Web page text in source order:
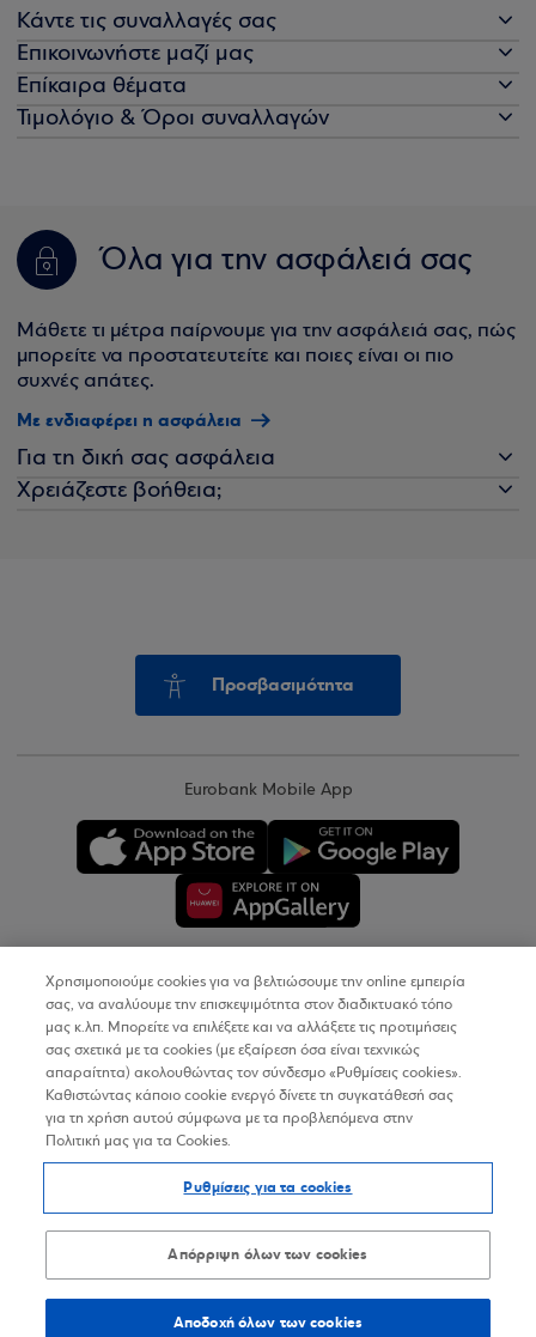
Κάντε τις συναλλαγές σας
Επικοινωνήστε μαζί μας
Επίκαιρα θέματα
Τιμολόγιο & Όροι συναλλαγών
Όλα για την ασφάλειά σας
Μάθετε τι μέτρα παίρνουμε για την ασφάλειά σας, πώς
μπορείτε να προστατευτείτε και ποιες είναι οι πιο
συχνές απάτες.
Με ενδιαφέρει η ασφάλεια
Για τη δική σας ασφάλεια
Χρειάζεστε βοήθεια;
Προσβασιμότητα
Eurobank Mobile App
Copyright © 2026
Όροι Χρήσης
Προσωπικά Δεδομένα στον Διαδικτυακό Τόπο
Δήλωση Προσβασιμότητας
Sitemap
Χρησιμοποιούμε cookies για να βελτιώσουμε την online εμπειρία
σας, να αναλύουμε την επισκεψιμότητα στον διαδικτυακό τόπο
μας κ.λπ. Μπορείτε να επιλέξετε και να αλλάξετε τις προτιμήσεις
σας σχετικά με τα cookies (με εξαίρεση όσα είναι τεχνικώς
απαραίτητα) ακολουθώντας τον σύνδεσμο «Ρυθμίσεις cookies».
Καθιστώντας κάποιο cookie ενεργό δίνετε τη συγκατάθεσή σας
για τη χρήση αυτού σύμφωνα με τα προβλεπόμενα στην
Πολιτική μας για τα Cookies.
Ρυθμίσεις για τα cookies
Απόρριψη όλων των cookies
Αποδοχή όλων των cookies